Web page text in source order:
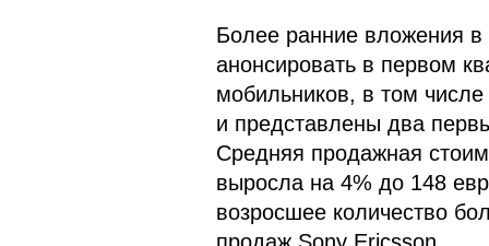
Более ранние вложения в
анонсировать в первом
мобильников, в том
и представлены два
Средняя продажная
выросла на 4% до 148
возросшее количество